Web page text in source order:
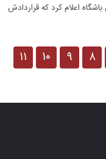
باشگاه اعلام کرد که قراردادش
۸ ۹ ۱۰ ۱۱